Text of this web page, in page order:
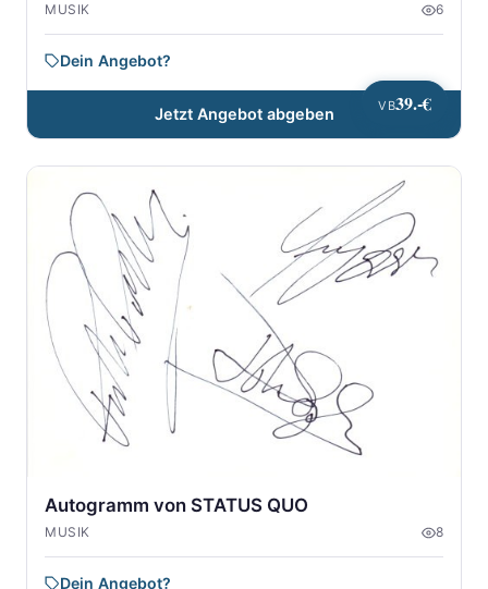
VB39.-€
MUSIK 6
Dein Angebot?
Jetzt Angebot abgeben
Autogramm von STATUS QUO
MUSIK 8
Dein Angebot?